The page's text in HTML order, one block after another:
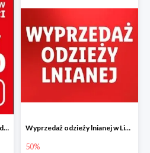
Wyprzedaż tekstyliów letnich dla dzieci w Lidlu Online do -80% Wyprzedaż odzieży lnianej w Lidlu Online do -50%
50%